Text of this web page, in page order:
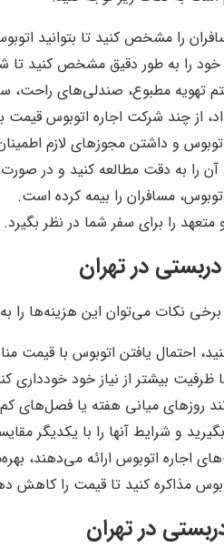
را مشخص کنید تا بتوانید
را به طور دقیق مشخص کنید تا
تهویه مطبوع، صندلی‌های
از چند شرکت اجاره اتوبوس قیمت
و داشتن مجوزهای لازم
آن را به دقت مطالعه کنید و در
مسافران را بیمه کرده است.
را برای سفر شما در نظر بگیرد.
در تهران
برخی نکات می‌توان این هزینه‌ها
احتمال یافتن اتوبوس با
ظرفیت بیشتر از نیاز خود خودداری
روزهای میانی هفته یا فصل‌های
و شرایط آنها را با یکدیگر
اجاره اتوبوس ارائه می‌دهند،
مذاکره کنید تا قیمت را کاهش
در تهران